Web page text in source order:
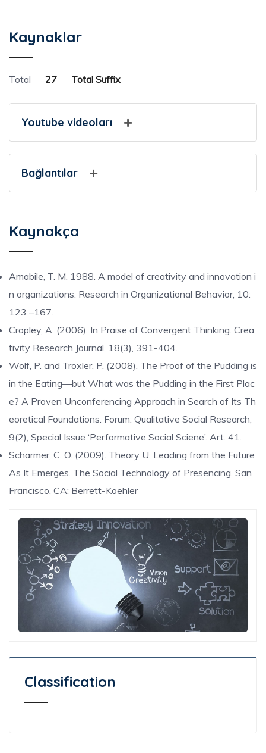
Kaynaklar
Total 27 Total Suffix
Youtube videoları
Bağlantılar
Kaynakça
​Amabile, T. M. 1988. A model of creativity and innovation i
n organizations. Research in Organizational Behavior, 10:
123 –167.
Cropley, A. (2006). In Praise of Convergent Thinking. Crea
tivity Research Journal, 18(3), 391-404.
Wolf, P. and Troxler, P. (2008). The Proof of the Pudding is
in the Eating—but What was the Pudding in the First Plac
e? A Proven Unconferencing Approach in Search of Its Th
eoretical Foundations. Forum: Qualitative Social Research,
9(2), Special Issue ‘Performative Social Sciene’. Art. 41.
Scharmer, C. O. (2009). Theory U: Leading from the Future
As It Emerges. The Social Technology of Presencing. San
Francisco, CA: Berrett-­Koehler
Classification